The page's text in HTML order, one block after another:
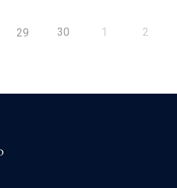
29 30 1 2